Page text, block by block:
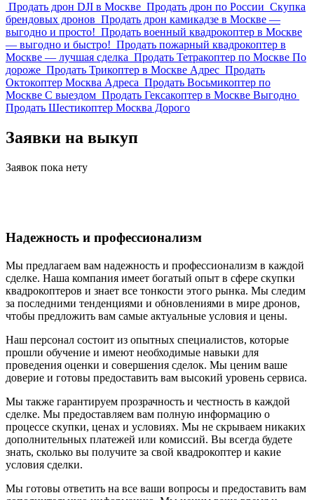
Продать дрон DJI в Москве Продать дрон по России Скупка
брендовых дронов Продать дрон камикадзе в Москве —
выгодно и просто! Продать военный квадрокоптер в Москве
— выгодно и быстро! Продать пожарный квадрокоптер в
Москве — лучшая сделка Продать Тетракоптер по Москве По
дороже Продать Трикоптер в Москве Адрес Продать
Октокоптер Москва Адреса Продать Восьмикоптер по
Москве С выездом Продать Гексакоптер в Москве Выгодно
Продать Шестикоптер Москва Дорого
Заявки на выкуп
Заявок пока нету
Надежность и профессионализм
Мы предлагаем вам надежность и профессионализм в каждой
сделке. Наша компания имеет богатый опыт в сфере скупки
квадрокоптеров и знает все тонкости этого рынка. Мы следим
за последними тенденциями и обновлениями в мире дронов,
чтобы предложить вам самые актуальные условия и цены.
Наш персонал состоит из опытных специалистов, которые
прошли обучение и имеют необходимые навыки для
проведения оценки и совершения сделок. Мы ценим ваше
доверие и готовы предоставить вам высокий уровень сервиса.
Мы также гарантируем прозрачность и честность в каждой
сделке. Мы предоставляем вам полную информацию о
процессе скупки, ценах и условиях. Мы не скрываем никаких
дополнительных платежей или комиссий. Вы всегда будете
знать, сколько вы получите за свой квадрокоптер и какие
условия сделки.
Мы готовы ответить на все ваши вопросы и предоставить вам